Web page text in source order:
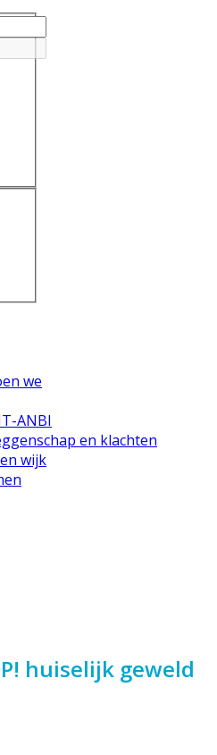
we
ANBI
en klachten
wijk
huiselijk geweld